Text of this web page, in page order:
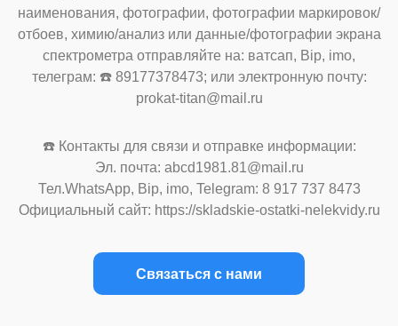
наименования, фотографии, фотографии маркировок/
отбоев, химию/анализ или данные/фотографии экрана
спектрометра отправляйте на: ватсап, Bip, imo,
телеграм: ☎️ 89177378473; или электронную почту:
prokat-titan@mail.ru
☎️ Контакты для связи и отправке информации:
Эл. почта: abcd1981.81@mail.ru
Тел.WhatsApp, Bip, imo, Telegram: 8 917 737 8473
Официальный сайт: https://skladskie-ostatki-nelekvidy.ru
Связаться с нами